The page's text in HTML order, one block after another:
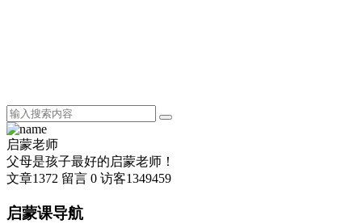
启蒙老师
父母是孩子最好的启蒙老师！
文章1372 留言 0 访客1349459
启蒙课导航